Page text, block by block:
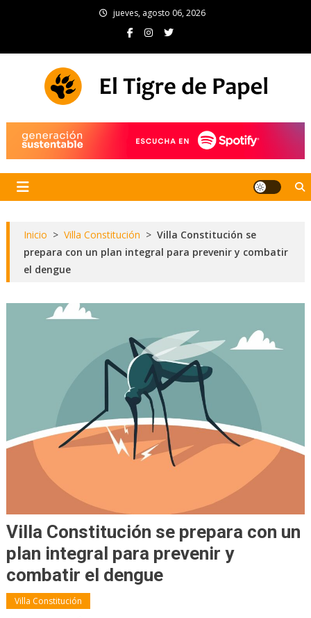
jueves, agosto 06, 2026
Inicio > Villa Constitución > Villa Constitución se
prepara con un plan integral para prevenir y combatir
el dengue
Villa Constitución se prepara con un
plan integral para prevenir y
combatir el dengue
Villa Constitución